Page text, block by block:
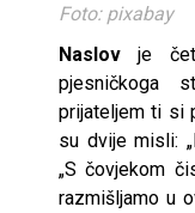
Foto: pixabay
Naslovje
pjesničkoga
prijateljem ti si
su dvije misli:
„S čovjekom
razmišljamo u